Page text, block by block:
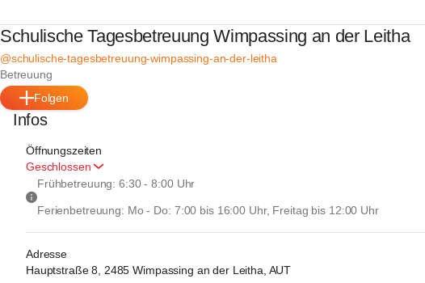
Schulische Tagesbetreuung Wimpassing an der Leitha
@schulische-tagesbetreuung-wimpassing-an-der-leitha
Betreuung
Folgen
Infos
Öffnungszeiten
Geschlossen
Frühbetreuung: 6:30 - 8:00 Uhr
Ferienbetreuung: Mo - Do: 7:00 bis 16:00 Uhr, Freitag bis 12:00 Uhr
Adresse
Hauptstraße 8, 2485 Wimpassing an der Leitha, AUT